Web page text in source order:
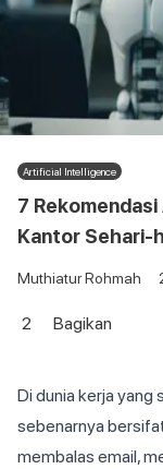
Artificial Intelligence
7
Kantor Sehari-
Muthiatur Rohmah
2 Bagikan
Di dunia kerja yang
sebenarnya
membalas email,